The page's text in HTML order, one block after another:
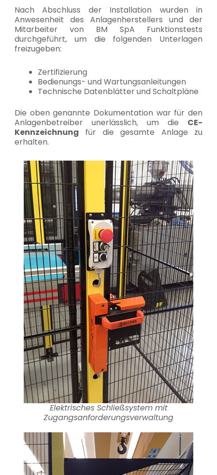
Nach Abschluss der Installation wurden in
Anwesenheit des Anlagenherstellers und der
Mitarbeiter von BM SpA Funktionstests
durchgeführt, um die folgenden Unterlagen
freizugeben:
Zertifizierung
Bedienungs- und Wartungsanleitungen
Technische Datenblätter und Schaltpläne
Die oben genannte Dokumentation war für den
Anlagenbetreiber unerlässlich, um die CE-
Kennzeichnung für die gesamte Anlage zu
erhalten.
Elektrisches Schließsystem mit
Zugangsanforderungsverwaltung